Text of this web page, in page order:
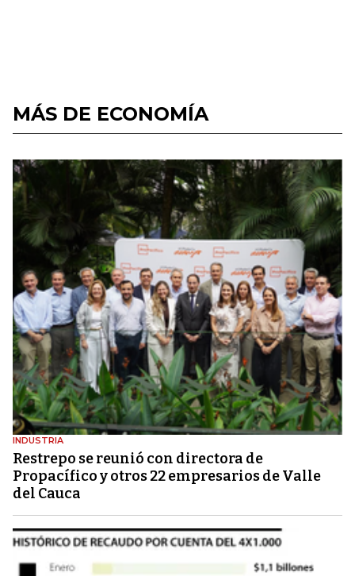
MÁS DE ECONOMÍA
INDUSTRIA
Restrepo se reunió con directora de
Propacífico y otros 22 empresarios de Valle
del Cauca